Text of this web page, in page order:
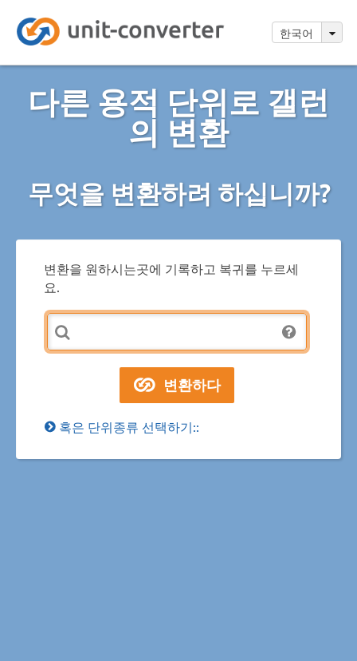
한국어
다른 용적 단위로 갤런
의 변환
무엇을 변환하려 하십니까?
변환을 원하시는곳에 기록하고 복귀를 누르세
요.
혹은 단위종류 선택하기::